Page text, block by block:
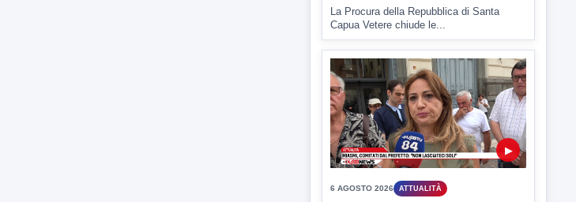
La Procura della Repubblica di Santa
Capua Vetere chiude le...
▶
6 AGOSTO 2026 ATTUALITÀ